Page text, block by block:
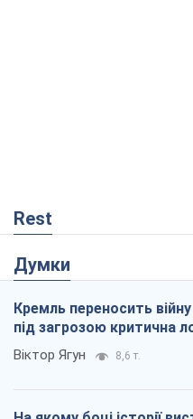
Rest
Думки
Кремль переносить
під загрозою критична
Віктор Ягун 8,6 т.